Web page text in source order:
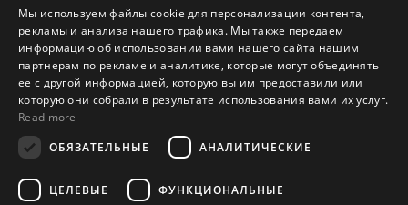
О компании
Подпишитесь на e-mail рассылку и узнавайте первыми об
эксклюзивных предложениях, новинках, наших
мероприятиях и мастер-классах
LATVIAN
LITHUANIAN
ESTONIAN
Мы используем файлы cookie для персонализации контента,
рекламы и анализа нашего трафика. Мы также передаем
информацию об использовании вами нашего сайта нашим
партнерам по рекламе и аналитике, которые могут объединять
ее с другой информацией, которую вы им предоставили или
которую они собрали в результате использования вами их услуг.
Read more
ОБЯЗАТЕЛЬНЫЕ
АНАЛИТИЧЕСКИЕ
ЦЕЛЕВЫЕ ФУНКЦИОНАЛЬНЫЕ